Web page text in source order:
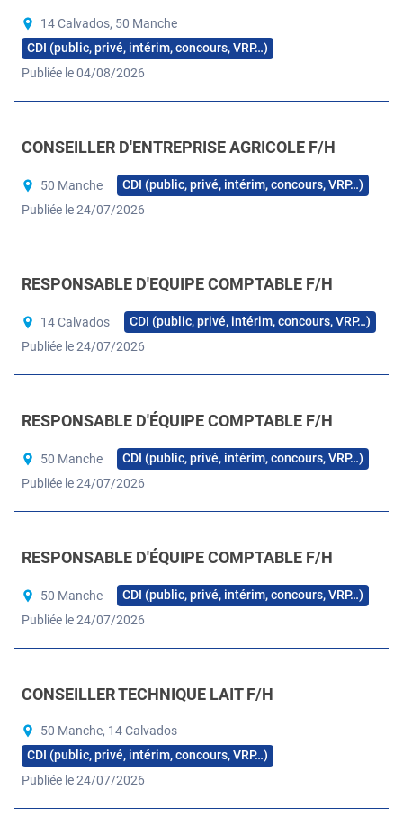
14 Calvados, 50 Manche
CDI (public, privé, intérim, concours, VRP…)
Publiée le 04/08/2026
CONSEILLER D'ENTREPRISE AGRICOLE F/H
50 Manche
CDI (public, privé, intérim, concours, VRP…)
Publiée le 24/07/2026
RESPONSABLE D'EQUIPE COMPTABLE F/H
14 Calvados
CDI (public, privé, intérim, concours, VRP…)
Publiée le 24/07/2026
RESPONSABLE D'ÉQUIPE COMPTABLE F/H
50 Manche
CDI (public, privé, intérim, concours, VRP…)
Publiée le 24/07/2026
RESPONSABLE D'ÉQUIPE COMPTABLE F/H
50 Manche
CDI (public, privé, intérim, concours, VRP…)
Publiée le 24/07/2026
CONSEILLER TECHNIQUE LAIT F/H
50 Manche, 14 Calvados
CDI (public, privé, intérim, concours, VRP…)
Publiée le 24/07/2026